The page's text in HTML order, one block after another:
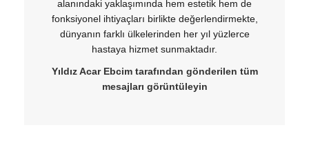
alanındaki yaklaşımında hem estetik hem de
fonksiyonel ihtiyaçları birlikte değerlendirmekte,
dünyanın farklı ülkelerinden her yıl yüzlerce
hastaya hizmet sunmaktadır.
Yıldız Acar Ebcim tarafından gönderilen tüm
mesajları görüntüleyin